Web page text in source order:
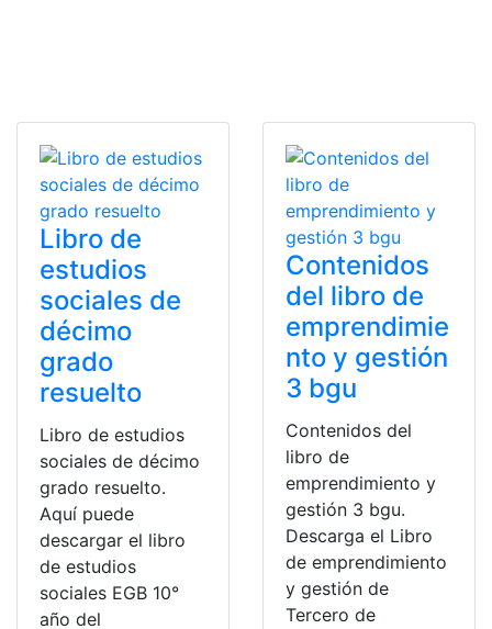
Libro de
estudios
sociales de
décimo
grado
resuelto
Libro de estudios
sociales de décimo
grado resuelto.
Aquí puede
descargar el libro
de estudios
sociales EGB 10°
año del
Contenidos
del libro de
emprendimie
nto y gestión
3 bgu
Contenidos del
libro de
emprendimiento y
gestión 3 bgu.
Descarga el Libro
de emprendimiento
y gestión de
Tercero de